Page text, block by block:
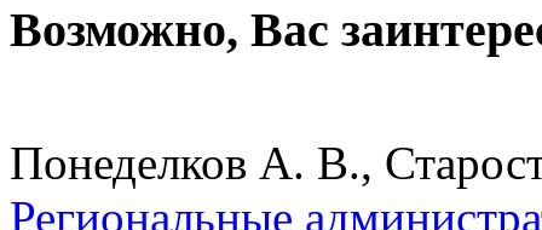
Возможно, Вас
Понеделков А. В.,
Региональные